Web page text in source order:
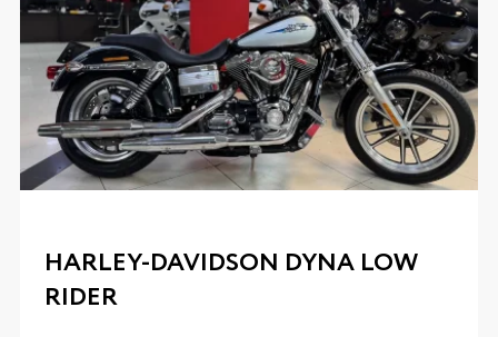
HARLEY-DAVIDSON DYNA LOW
RIDER